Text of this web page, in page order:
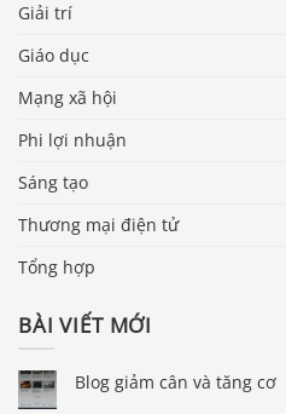
Giải trí
Giáo dục
Mạng xã hội
Phi lợi nhuận
Sáng tạo
Thương mại điện tử
Tổng hợp
BÀI VIẾT MỚI
Blog giảm cân và tăng cơ